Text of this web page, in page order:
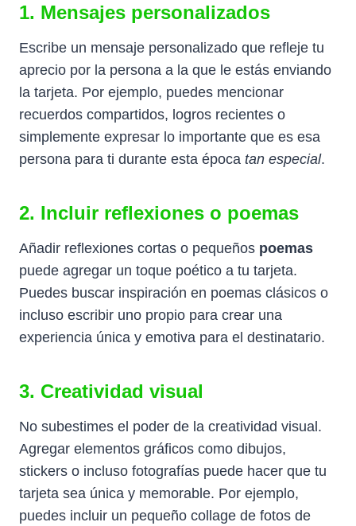
1. Mensajes personalizados
Escribe un mensaje personalizado que refleje tu
aprecio por la persona a la que le estás enviando
la tarjeta. Por ejemplo, puedes mencionar
recuerdos compartidos, logros recientes o
simplemente expresar lo importante que es esa
persona para ti durante esta época tan especial.
2. Incluir reflexiones o poemas
Añadir reflexiones cortas o pequeños poemas
puede agregar un toque poético a tu tarjeta.
Puedes buscar inspiración en poemas clásicos o
incluso escribir uno propio para crear una
experiencia única y emotiva para el destinatario.
3. Creatividad visual
No subestimes el poder de la creatividad visual.
Agregar elementos gráficos como dibujos,
stickers o incluso fotografías puede hacer que tu
tarjeta sea única y memorable. Por ejemplo,
puedes incluir un pequeño collage de fotos de